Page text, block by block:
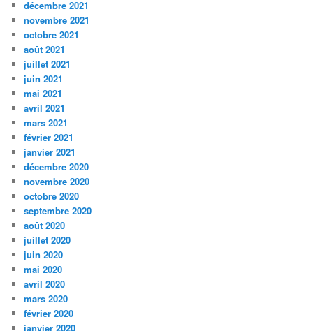
décembre 2021
novembre 2021
octobre 2021
août 2021
juillet 2021
juin 2021
mai 2021
avril 2021
mars 2021
février 2021
janvier 2021
décembre 2020
novembre 2020
octobre 2020
septembre 2020
août 2020
juillet 2020
juin 2020
mai 2020
avril 2020
mars 2020
février 2020
janvier 2020